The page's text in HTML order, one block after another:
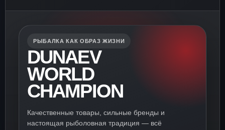
РЫБАЛКА КАК ОБРАЗ ЖИЗНИ
DUNAEV
WORLD
CHAMPION
Качественные товары, сильные бренды и
настоящая рыболовная традиция — всё